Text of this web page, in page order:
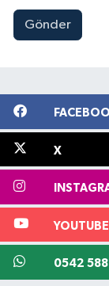
Gönder
X
YOUTUBE
0542 588